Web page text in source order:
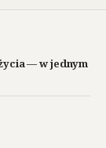
— w jednym